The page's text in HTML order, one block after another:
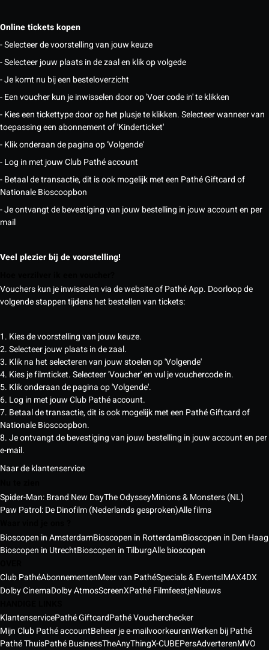
Online tickets kopen
- Selecteer de voorstelling van jouw keuze
- Selecteer jouw plaats in de zaal en klik op volgede
- Je komt nu bij een besteloverzicht
- Een voucher kun je inwisselen door op 'Voer code in' te klikken
- Kies een tickettype door op het plusje te klikken. Selecteer wanneer van
toepassing een abonnement of 'Kinderticket'
- Klik onderaan de pagina op 'Volgende'
- Log in met jouw Club Pathé account
- Betaal de transactie, dit is ook mogelijk met een Pathé Giftcard of
Nationale Bioscoopbon
- Je ontvangt de bevestiging van jouw bestelling in jouw account en per
mail
Veel plezier bij de voorstelling!
Vouchers kun je inwisselen via de website of Pathé App. Doorloop de
volgende stappen tijdens het bestellen van tickets:
1. Kies de voorstelling van jouw keuze.
2. Selecteer jouw plaats in de zaal.
3. Klik na het selecteren van jouw stoelen op 'Volgende'
4. Kies je filmticket. Selecteer 'Voucher' en vul je vouchercode in.
5. Klik onderaan de pagina op 'Volgende'.
6. Log in met jouw Club Pathé account.
7. Betaal de transactie, dit is ook mogelijk met een Pathé Giftcard of
Nationale Bioscoopbon.
8. Je ontvangt de bevestiging van jouw bestelling in jouw account en per
e-mail.
Naar de klantenservice
Spider-Man: Brand New DayThe OdysseyMinions & Monsters (NL)
Paw Patrol: De Dinofilm (Nederlands gesproken)Alle films
Bioscopen in AmsterdamBioscopen in RotterdamBioscopen in Den Haag
Bioscopen in UtrechtBioscopen in TilburgAlle bioscopen
Club PathéAbonnementenMeer van PathéSpecials & EventsIMAX4DX
Dolby CinemaDolby AtmosScreenXPathé FilmfeestjeNieuws
KlantenservicePathé GiftcardPathé Voucherchecker
Mijn Club Pathé accountBeheer je e-mailvoorkeurenWerken bij Pathé
Pathé ThuisPathé BusinessTheAnyThingX-CUBEPersAdverterenMVO